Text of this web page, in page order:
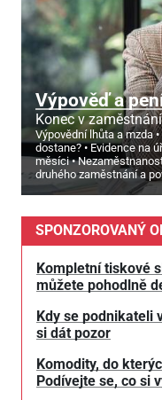
Výpověď a
Konec v
Výpovědní lhůta a mzda
dostane?
Evidence na
měsíci
druhého zaměstnání a
SPONZOROVANÝ
Kompletní tiskové
můžete pohodlně
Kdy se podnikateli
si dát pozor
Komodity, do
Podívejte se, co si